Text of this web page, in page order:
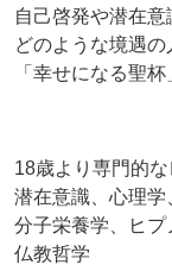
自己啓発や潜在意
どのような境遇
「幸せになる聖
18歳より専門的
潜在意識、心理
分子栄養学、ヒ
仏教哲学